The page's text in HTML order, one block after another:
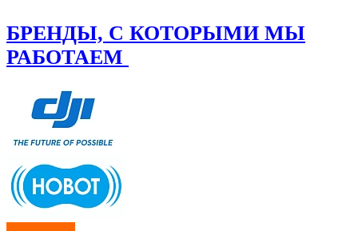
БРЕНДЫ, С КОТОРЫМИ МЫ
РАБОТАЕМ